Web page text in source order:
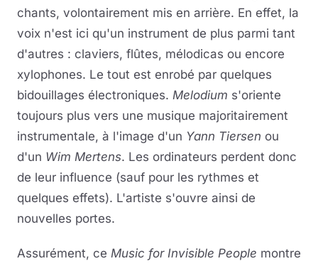
chants, volontairement mis en arrière. En effet, la
voix n'est ici qu'un instrument de plus parmi tant
d'autres : claviers, flûtes, mélodicas ou encore
xylophones. Le tout est enrobé par quelques
bidouillages électroniques. Melodium s'oriente
toujours plus vers une musique majoritairement
instrumentale, à l'image d'un Yann Tiersen ou
d'un Wim Mertens. Les ordinateurs perdent donc
de leur influence (sauf pour les rythmes et
quelques effets). L'artiste s'ouvre ainsi de
nouvelles portes.
Assurément, ce Music for Invisible People montre